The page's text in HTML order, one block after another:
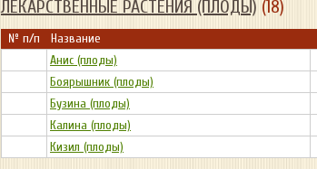
ЛЕКАРСТВЕННЫЕ РАСТЕНИЯ (ПЛОДЫ) (18)
№ п/п Название
Анис (плоды)
Боярышник (плоды)
Бузина (плоды)
Калина (плоды)
Кизил (плоды)